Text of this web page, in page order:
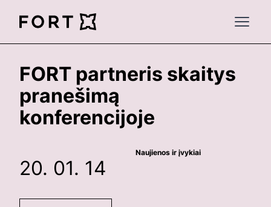
FortLegal
Open
FORT partneris skaitys
pranešimą
konferencijoje
Naujienos ir įvykiai
20. 01. 14